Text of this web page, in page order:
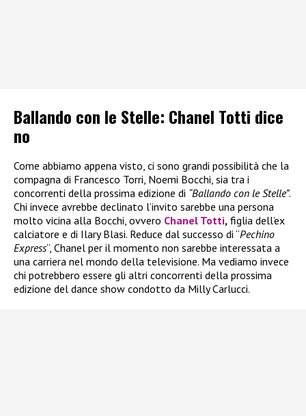
Ballando con le Stelle: Chanel Totti dice
no
Come abbiamo appena visto, ci sono grandi possibilità che la
compagna di Francesco Torri, Noemi Bocchi, sia tra i
concorrenti della prossima edizione di “Ballando con le Stelle”.
Chi invece avrebbe declinato l’invito sarebbe una persona
molto vicina alla Bocchi, ovvero Chanel Totti, figlia dell’ex
calciatore e di Ilary Blasi. Reduce dal successo di “Pechino
Express“, Chanel per il momento non sarebbe interessata a
una carriera nel mondo della televisione. Ma vediamo invece
chi potrebbero essere gli altri concorrenti della prossima
edizione del dance show condotto da Milly Carlucci.